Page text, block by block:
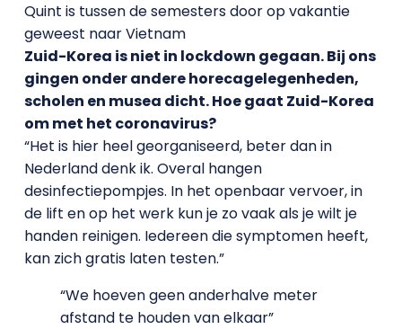
Quint is tussen de semesters door op vakantie
geweest naar Vietnam
Zuid-Korea is niet in lockdown gegaan. Bij ons
gingen onder andere horecagelegenheden,
scholen en musea dicht. Hoe gaat Zuid-Korea
om met het coronavirus?
“Het is hier heel georganiseerd, beter dan in
Nederland denk ik. Overal hangen
desinfectiepompjes. In het openbaar vervoer, in
de lift en op het werk kun je zo vaak als je wilt je
handen reinigen. Iedereen die symptomen heeft,
kan zich gratis laten testen.”
“We hoeven geen anderhalve meter
afstand te houden van elkaar”